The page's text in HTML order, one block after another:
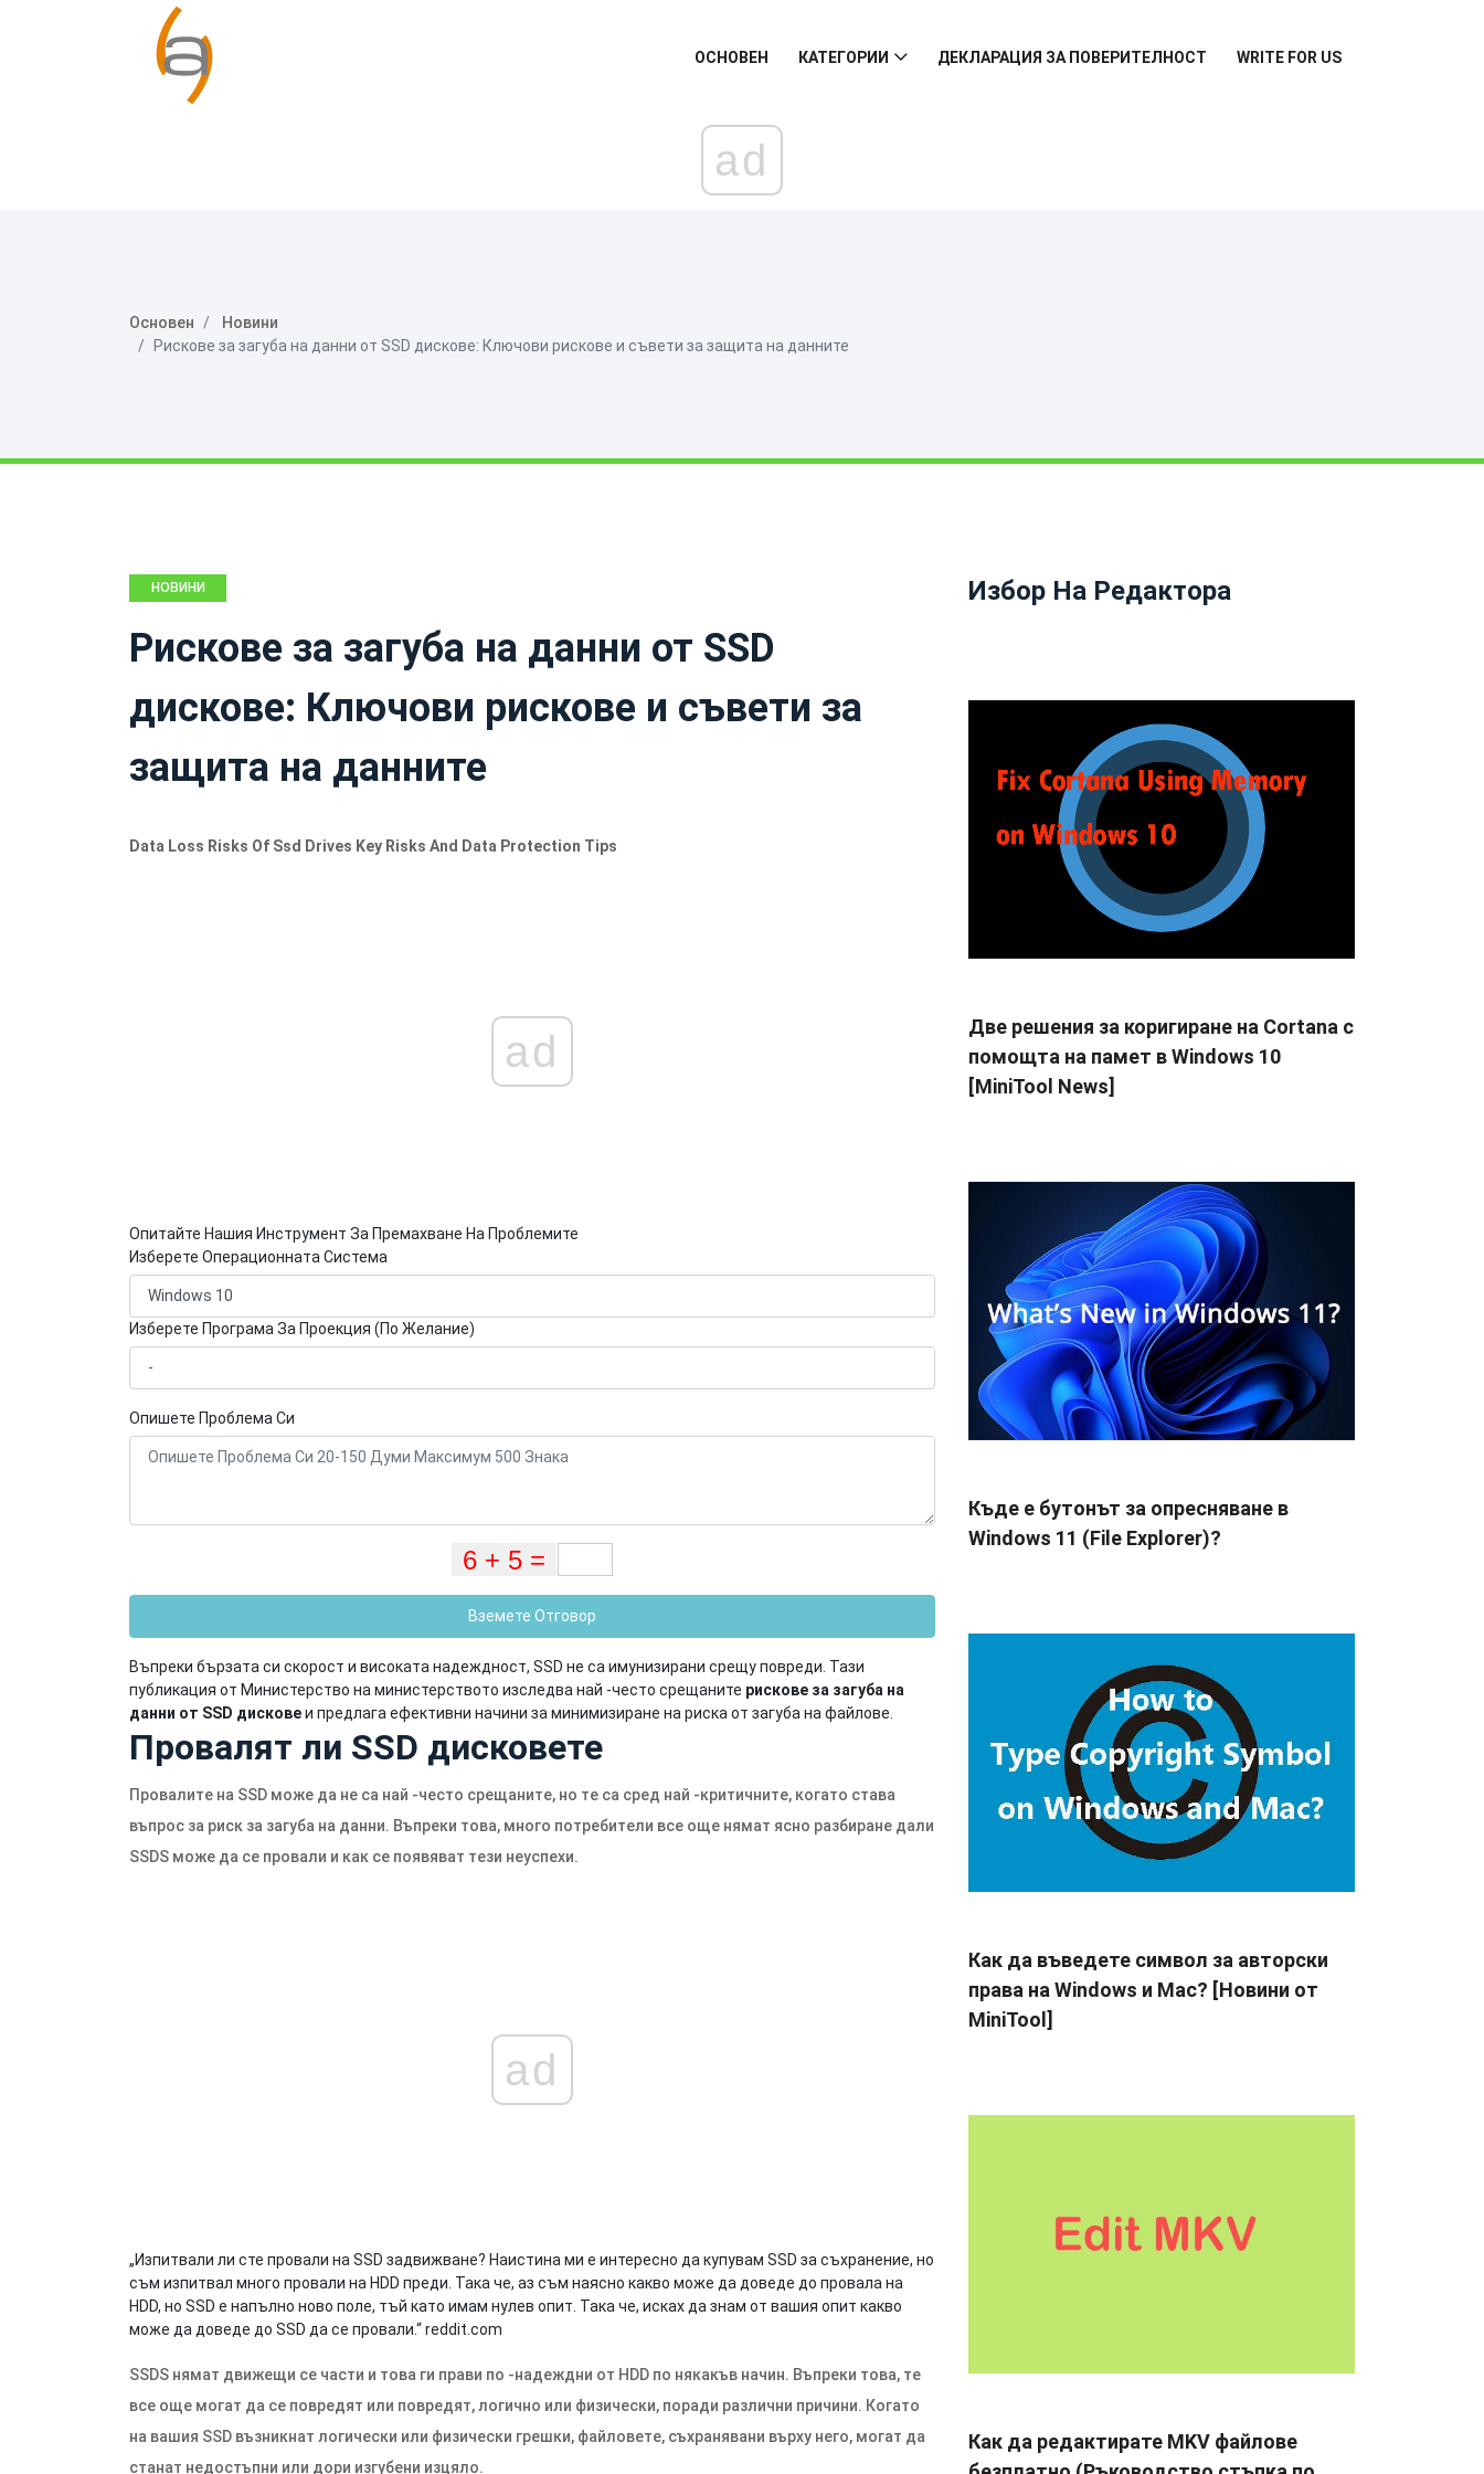
ОСНОВЕН КАТЕГОРИИ ДЕКЛАРАЦИЯ ЗА ПОВЕРИТЕЛНОСТ WRITE FOR US
ad
Основен
Новини
Рискове за загуба на данни от SSD дискове: Ключови рискове и съвети за защита на данните
НОВИНИ
Рискове за загуба на данни от SSD
дискове: Ключови рискове и съвети за
защита на данните
Data Loss Risks Of Ssd Drives Key Risks And Data Protection Tips
ad
Опитайте Нашия Инструмент За Премахване На Проблемите
Изберете Операционната Система
Изберете Програма За Проекция (По Желание)
Опишете Проблема Си
Вземете Отговор
Въпреки бързата си скорост и високата надеждност, SSD не са имунизирани срещу повреди. Тази
публикация от Министерство на министерството изследва най -често срещаните рискове за загуба на
данни от SSD дисковеи предлага ефективни начини за минимизиране на риска от загуба на файлове.
Провалят ли SSD дисковете
Провалите на SSD може да не са най -често срещаните, но те са сред най -критичните, когато става
въпрос за риск за загуба на данни. Въпреки това, много потребители все още нямат ясно разбиране дали
SSDS може да се провали и как се появяват тези неуспехи.
ad
„Изпитвали ли сте провали на SSD задвижване? Наистина ми е интересно да купувам SSD за съхранение, но
съм изпитвал много провали на HDD преди. Така че, аз съм наясно какво може да доведе до провала на
HDD, но SSD е напълно ново поле, тъй като имам нулев опит. Така че, исках да знам от вашия опит какво
може да доведе до SSD да се провали.“reddit.com
SSDS нямат движещи се части и това ги прави по -надеждни от HDD по някакъв начин. Въпреки това, те
все още могат да се повредят или повредят, логично или физически, поради различни причини. Когато
на вашия SSD възникнат логически или физически грешки, файловете, съхранявани върху него, могат да
станат недостъпни или дори изгубени изцяло.
Избор На Редактора
Две решения за коригиране на Cortana с
помощта на памет в Windows 10
[MiniTool News]
Къде е бутонът за опресняване в
Windows 11 (File Explorer)?
Как да въведете символ за авторски
права на Windows и Mac? [Новини от
MiniTool]
Как да редактирате MKV файлове